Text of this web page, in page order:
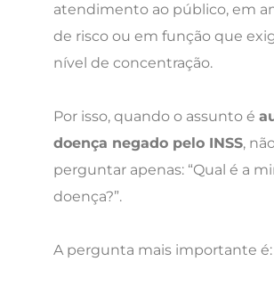
atendimento ao público, em
de risco ou em função que
nível de concentração.
Por isso, quando o assunto é
doença negado pelo INSS,
perguntar apenas: “Qual é a
doença?”.
A pergunta mais importante é: